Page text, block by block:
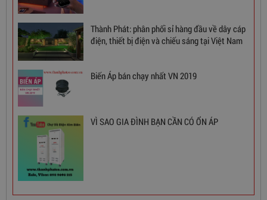
Ổn Áp 1 Pha SH 5000 II NEW 2020
3,380,000
Thành Phát: phân phối sỉ hàng đầu về dây cáp
điện, thiết bị điện và chiếu sáng tại Việt Nam
Biến Áp bán chạy nhất VN 2019
VÌ SAO GIA ĐÌNH BẠN CẦN CÓ ỔN ÁP